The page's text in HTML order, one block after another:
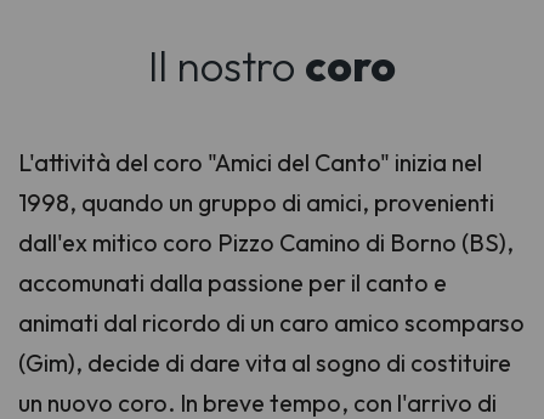
Il nostro coro
L'attività del coro "Amici del Canto" inizia nel
1998, quando un gruppo di amici, provenienti
dall'ex mitico coro Pizzo Camino di Borno (BS),
accomunati dalla passione per il canto e
animati dal ricordo di un caro amico scomparso
(Gim), decide di dare vita al sogno di costituire
un nuovo coro. In breve tempo, con l'arrivo di